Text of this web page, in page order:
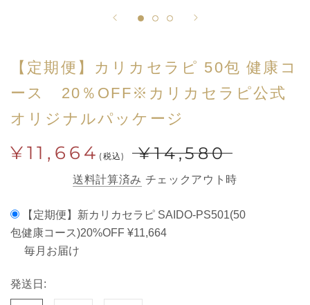
【定期便】カリカセラピ 50包 健康コ
ース 20％OFF※カリカセラピ公式
オリジナルパッケージ
¥11,664 (税込) ¥14,580
送料計算済み チェックアウト時
【定期便】新カリカセラピ SAIDO-PS501(50
包健康コース)20%OFF ¥11,664
毎月お届け
発送日: